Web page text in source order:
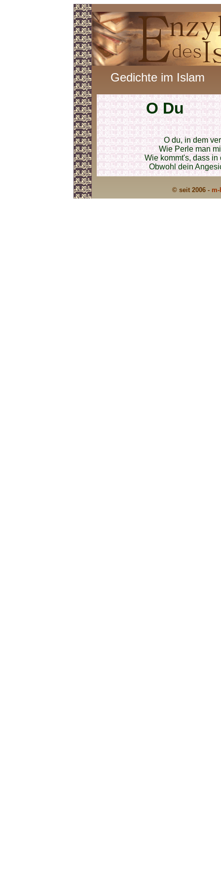
Gedichte im Islam
O Du
O du, in dem
Wie Perle man
Wie kommt's, dass in
Obwohl dein
© seit 2006 -